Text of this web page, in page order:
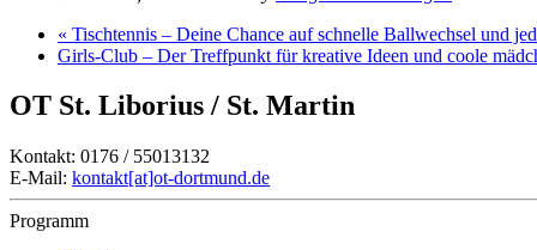
« Tischtennis – Deine Chance auf schnelle Ballwechsel und
Girls-Club – Der Treffpunkt für kreative Ideen und coole
OT St. Liborius / St. Martin
Kontakt: 0176 / 55013132
E-Mail: kontakt[at]ot-dortmund.de
Programm